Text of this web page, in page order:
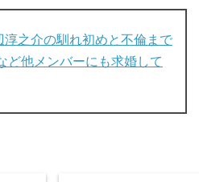
淳之介の馴れ初めと不倫まで
ど他メンバーにも求婚して